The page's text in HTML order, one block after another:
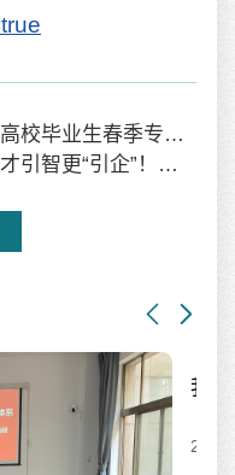
上一条：媒体报道：宁夏启动高校毕业生春季专场招聘 474家企业释出万岗助择业
下一条：宁夏日报客户端：引才引智更“引企”！教育部宁夏高等研究院打通西部高校建设“最后一公里”
作...
图】7月7日，我校召开